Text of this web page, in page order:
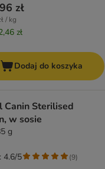
zł
/ kg
zł
Dodaj do koszyka
Canin Sterilised
w sosie
g
4.6/5 (9)